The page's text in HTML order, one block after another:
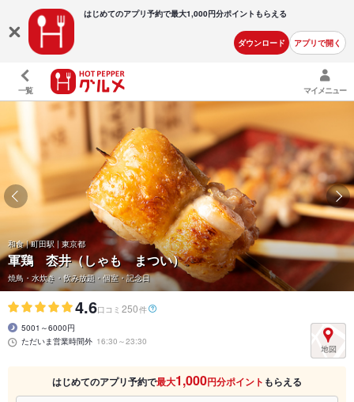
はじめてのアプリ予約で最大1,000円分ポイントもらえる
ダウンロード アプリで開く
一覧 マイメニュー
和食 | 町田駅 | 東京都
軍鶏 枩井（しゃも まつい）
焼鳥・水炊き・飲み放題・個室・記念日
4.6口コミ 250件
5001～6000円
ただいま営業時間外 16:30～23:30
はじめてのアプリ予約で最大1,000円分ポイント もらえる